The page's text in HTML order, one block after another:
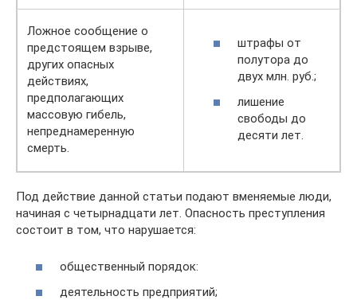
Ложное сообщение о
предстоящем взрыве,
других опасных
действиях,
предполагающих
массовую гибель,
непреднамеренную
смерть.
штрафы от
полутора до
двух млн. руб.;
лишение
свободы до
десяти лет.
Под действие данной статьи подают вменяемые люди,
начиная с четырнадцати лет. Опасность преступления
состоит в том, что нарушается:
общественный порядок:
деятельность предприятий;